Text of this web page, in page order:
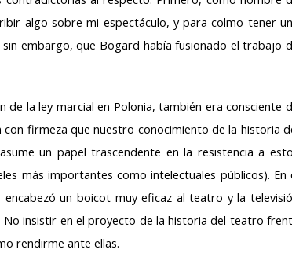
algo sobre mi espectáculo, y para colmo tener
embargo, que Bogard había fusionado el trabajo
la ley marcial en Polonia, también era consciente
firmeza que nuestro conocimiento de la historia
un papel trascendente en la resistencia a
más importantes como intelectuales públicos). En
un boicot muy eficaz al teatro y la
insistir en el proyecto de la historia del teatro
rendirme ante ellas.